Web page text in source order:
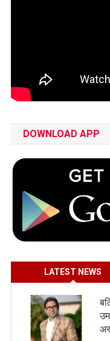
DOWNLOAD APP
LATEST NEWS